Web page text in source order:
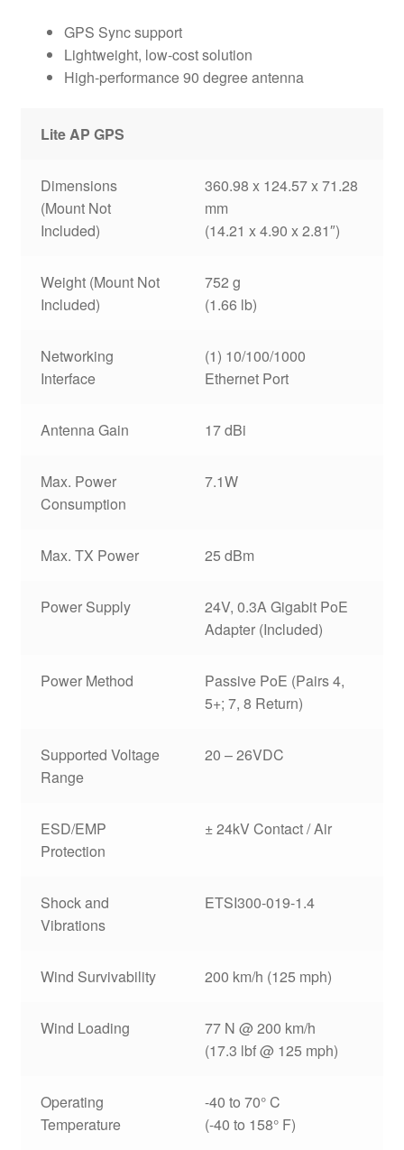
GPS Sync support
Lightweight, low-cost solution
High-performance 90 degree antenna
Lite AP GPS
Dimensions
(Mount Not
Included)
360.98 x 124.57 x 71.28
mm
(14.21 x 4.90 x 2.81″)
Weight (Mount Not
Included)
752 g
(1.66 lb)
Networking
Interface
(1) 10/100/1000
Ethernet Port
Antenna Gain 17 dBi
Max. Power
Consumption
7.1W
Max. TX Power 25 dBm
Power Supply
24V, 0.3A Gigabit PoE
Adapter (Included)
Power Method
Passive PoE (Pairs 4,
5+; 7, 8 Return)
Supported Voltage
Range
20 – 26VDC
ESD/EMP
Protection
± 24kV Contact / Air
Shock and
Vibrations
ETSI300-019-1.4
Wind Survivability 200 km/h (125 mph)
Wind Loading
77 N @ 200 km/h
(17.3 lbf @ 125 mph)
Operating
Temperature
-40 to 70° C
(-40 to 158° F)